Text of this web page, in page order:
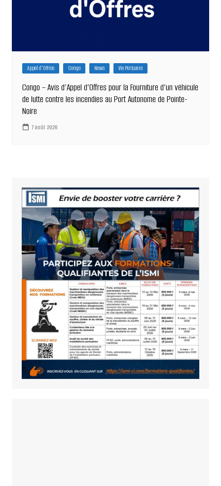
Appel d'Offres Congo News Vie Portuaire
Congo – Avis d’Appel d’Offres pour la Fourniture d’un véhicule
de lutte contre les incendies au Port Autonome de Pointe-
Noire
7 août 2026